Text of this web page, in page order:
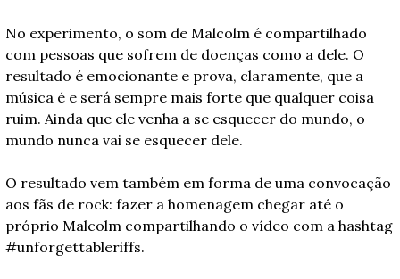
No experimento, o som de Malcolm é compartilhado
com pessoas que sofrem de doenças como a dele. O
resultado é emocionante e prova, claramente, que a
música é e será sempre mais forte que qualquer coisa
ruim. Ainda que ele venha a se esquecer do mundo, o
mundo nunca vai se esquecer dele.
O resultado vem também em forma de uma convocação
aos fãs de rock: fazer a homenagem chegar até o
próprio Malcolm compartilhando o vídeo com a hashtag
#unforgettableriffs.